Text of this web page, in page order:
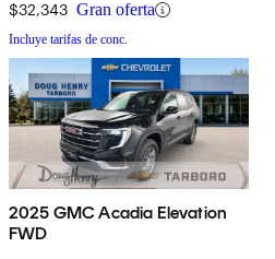
$32,343 Gran oferta
Incluye tarifas de conc.
2025 GMC Acadia Elevation
FWD